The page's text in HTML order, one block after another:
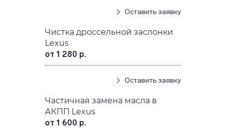
Оставить заявку
Чистка дроссельной заслонки
Lexus
от 1 280 р.
Оставить заявку
Частичная замена масла в
АКПП Lexus
от 1 600 р.